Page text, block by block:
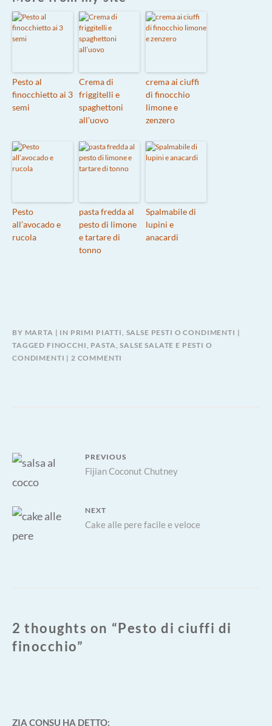
Pesto al
finocchietto ai 3
semi
Crema di
friggitelli e
spaghettoni
all’uovo
crema ai ciuffi
di finocchio
limone e
zenzero
Pesto
all’avocado e
rucola
pasta fredda al
pesto di limone
e tartare di
tonno
Spalmabile di
lupini e
anacardi
BY MARTA IN PRIMI PIATTI SALSE PESTI O CONDIMENTI
TAGGED FINOCCHI PASTA ,SALSE SALATE E PESTI O
CONDIMENTI
2 COMMENTI
Navigazione
articoli
PREVIOUS
Fijian Coconut Chutney
NEXT
post:
Cake alle pere facile e veloce
2 thoughts on “Pesto di ciuffi di
finocchio”
ZIA CONSU HA DETTO: